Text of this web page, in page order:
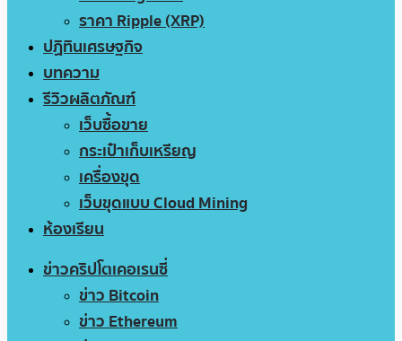
ราคา Ripple (XRP)
ปฏิทินเศรษฐกิจ
บทความ
รีวิวผลิตภัณฑ์
เว็บซื้อขาย
กระเป๋าเก็บเหรียญ
เครื่องขุด
เว็บขุดแบบ Cloud Mining
ห้องเรียน
ข่าวคริปโตเคอเรนซี่
ข่าว Bitcoin
ข่าว Ethereum